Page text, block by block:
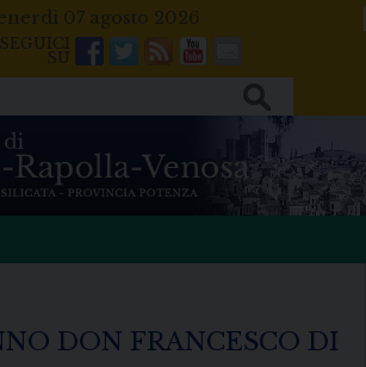
07 agosto 2026
Facebook
Twitter
FeedsYoutube
Mail
DON FRANCESCO DI